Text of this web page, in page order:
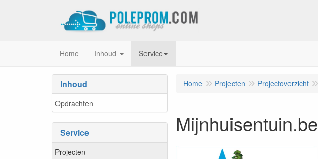
Home Inhoud Service
Inhoud
Opdrachten
Service
Projecten
Home Projecten Projectoverzicht
Mijnhuisentuin.be